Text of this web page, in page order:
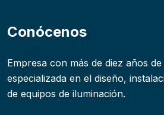
Conócenos
Empresa con más de diez años
especializada en el diseño,
de equipos de iluminación.